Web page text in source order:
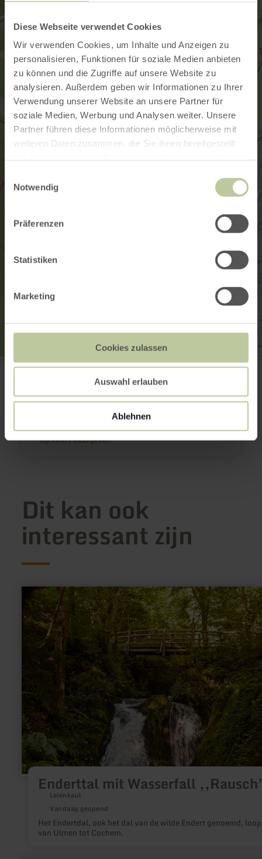
Diese Webseite verwendet Cookies
Wir verwenden Cookies, um Inhalte und Anzeigen zu
personalisieren, Funktionen für soziale Medien anbieten
zu können und die Zugriffe auf unsere Website zu
analysieren. Außerdem geben wir Informationen zu Ihrer
Verwendung unserer Website an unsere Partner für
soziale Medien, Werbung und Analysen weiter. Unsere
Partner führen diese Informationen möglicherweise mit
weiteren Daten zusammen, die Sie ihnen bereitgestellt
Notwendig
Präferenzen
Statistiken
Marketing
Cookies zulassen
Auswahl erlauben
Ablehnen
Ortsgemeinde Dreis
(0049) 65787249
Op kaart weergeven
Dit kan ook
interessant zijn
Enderttal mit Wasserfall
Leienkaul
Vandaag geopend
Het Endertdal, ook het dal van de wilde Endert genoemd,
van Ulmen tot Cochem.
meer
informatie
over:
Enderttal
mit
Wasserfall
,,Rausch"